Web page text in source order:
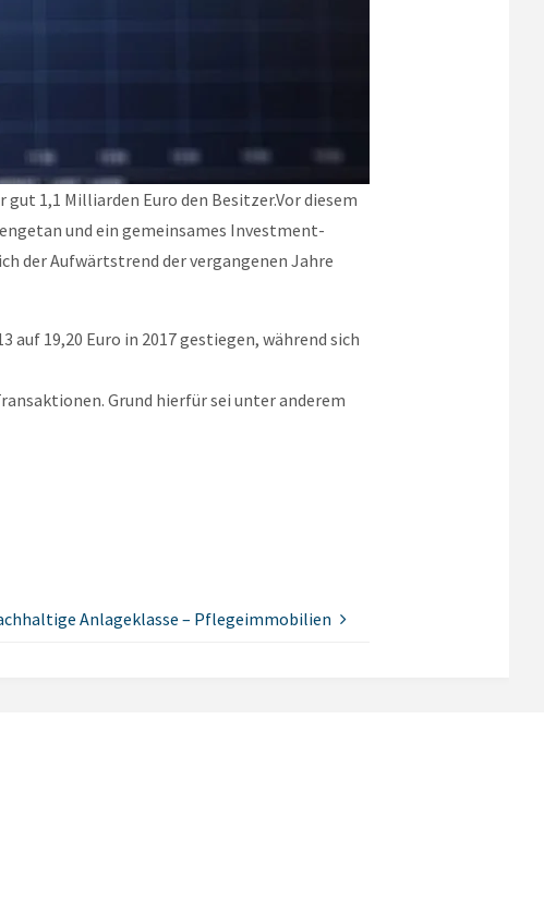
1,1 Milliarden Euro den Besitzer.Vor diesem
und ein gemeinsames Investment-
der Aufwärtstrend der vergangenen Jahre
19,20 Euro in 2017 gestiegen, während sich
Grund hierfür sei unter anderem
Anlageklasse – Pflegeimmobilien